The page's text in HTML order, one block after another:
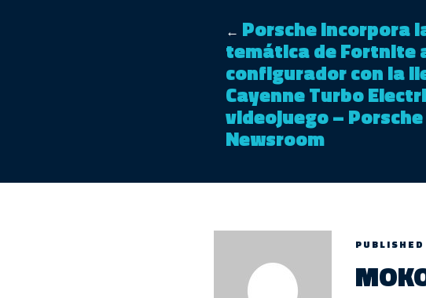
← Porsche incorpora
temática de Fortnite
configurador con la
Cayenne Turbo
videojuego – Porsche
Newsroom
PUBLISHED